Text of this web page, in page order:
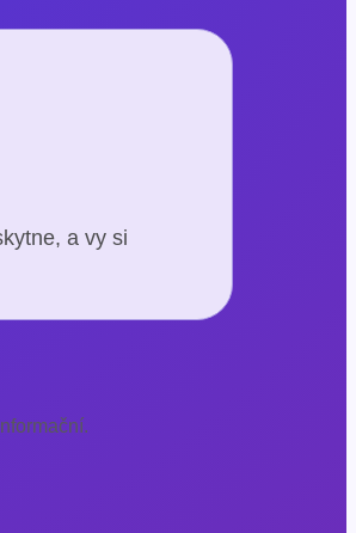
a vy si